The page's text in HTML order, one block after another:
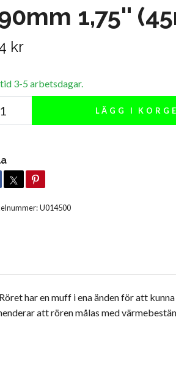
1,75''
kr
3-5 arbetsdagar.
LÄGG I
U014500
har en muff i ena änden för att
att rören målas med